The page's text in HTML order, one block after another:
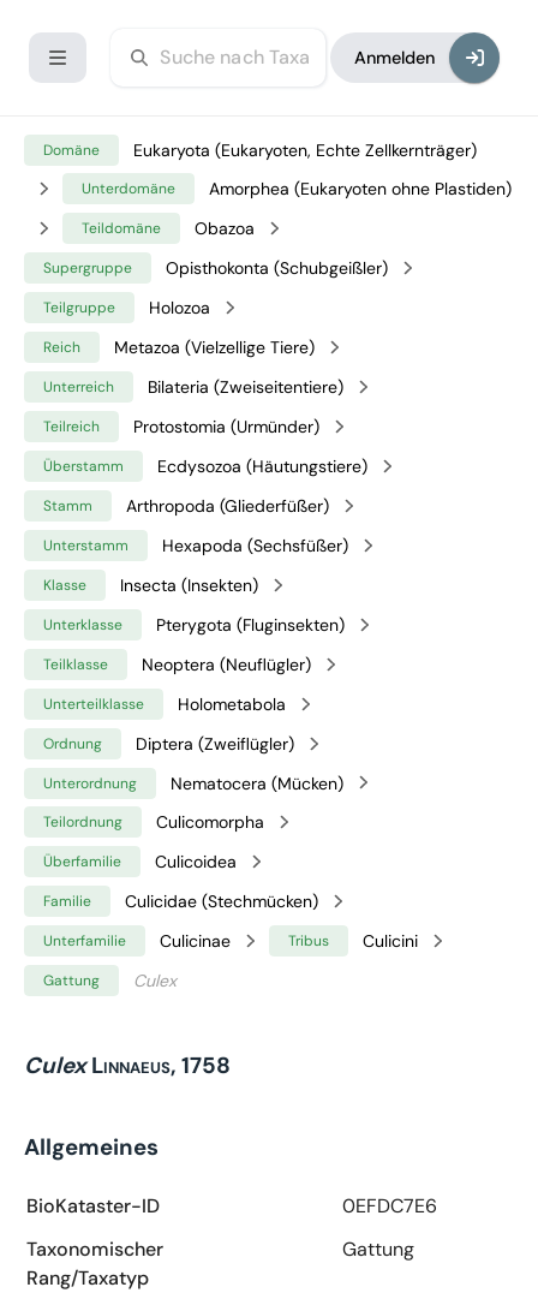
Anmelden
Domäne Eukaryota (Eukaryoten, Echte Zellkernträger)
Unterdomäne Amorphea (Eukaryoten ohne Plastiden)
Teildomäne Obazoa
Supergruppe Opisthokonta (Schubgeißler)
Teilgruppe Holozoa
Reich Metazoa (Vielzellige Tiere)
Unterreich Bilateria (Zweiseitentiere)
Teilreich Protostomia (Urmünder)
Überstamm Ecdysozoa (Häutungstiere)
Stamm Arthropoda (Gliederfüßer)
Unterstamm Hexapoda (Sechsfüßer)
Klasse Insecta (Insekten)
Unterklasse Pterygota (Fluginsekten)
Teilklasse Neoptera (Neuflügler)
Unterteilklasse Holometabola
Ordnung Diptera (Zweiflügler)
Unterordnung Nematocera (Mücken)
Teilordnung Culicomorpha
Überfamilie Culicoidea
Familie Culicidae (Stechmücken)
Unterfamilie Culicinae Tribus Culicini
Gattung Culex
Culex Linnaeus, 1758
Allgemeines
BioKataster-ID
0EFDC7E6
Taxonomischer
Rang/Taxatyp
Gattung